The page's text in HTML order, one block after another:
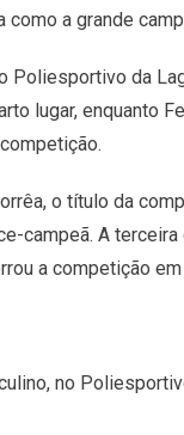
como a grande
da
lugar, enquanto
o título da
campeã. A
a competição em
no